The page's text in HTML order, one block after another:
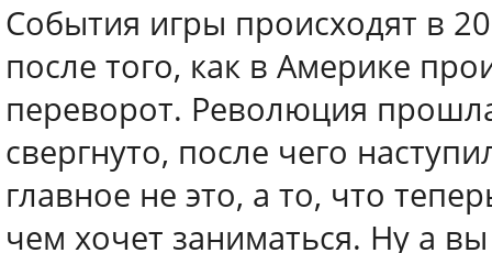
События игры происходят в
после того, как в Америке
переворот. Революция
свергнуто, после чего
главное не это, а то, что
чем хочет заниматься. Ну а